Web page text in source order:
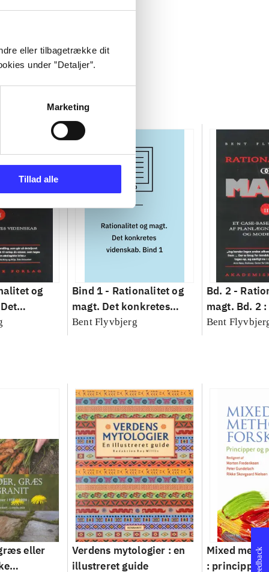
eller tilbagetrække dit
under ”Detaljer”.
Marketing
Tillad alle
og
Bind 1 - Rationalitet og
magt. Det konkretes
videnskab. Bind 1
Bent Flyvbjerg
Bd. 2 -
magt. Bd. 2
baseret
Bent
eller
Verdens mytologier : en
illustreret guide
Mixed
: principper
Feedback